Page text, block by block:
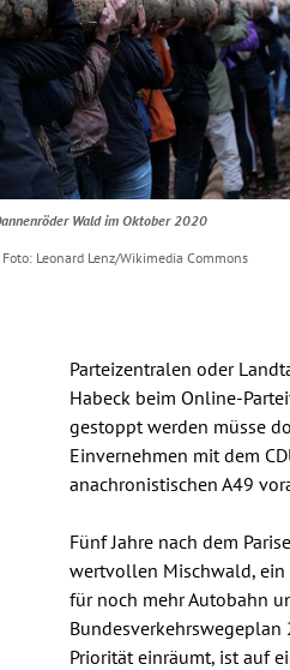
Wald im Oktober 2020
Leonard Lenz/Wikimedia Commons
Parteizentralen oder
Habeck beim Online-
gestoppt werden müsse
Einvernehmen mit dem
anachronistischen A49
Fünf Jahre nach dem
wertvollen Mischwald, ein
für noch mehr Autobahn
Bundesverkehrswegeplan
Priorität einräumt, ist auf